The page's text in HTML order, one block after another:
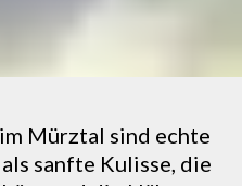
Mürztal sind echte
sanfte Kulisse, die